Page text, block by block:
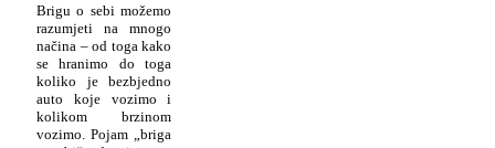
Brigu o sebi možemo
razumjeti na mnogo
načina – od toga kako
se hranimo do toga
koliko je bezbjedno
auto koje vozimo i
kolikom brzinom
vozimo. Pojam „briga